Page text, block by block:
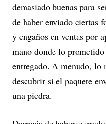
demasiado buenas para
de haber enviado ciertas
y engaños en ventas por
mano donde lo
entregado. A menudo, lo
descubrir si el paquete
una piedra.